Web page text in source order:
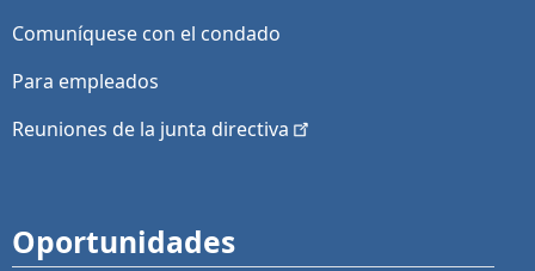
Comuníquese con el condado
Para empleados
Reuniones de la junta directiva
Oportunidades